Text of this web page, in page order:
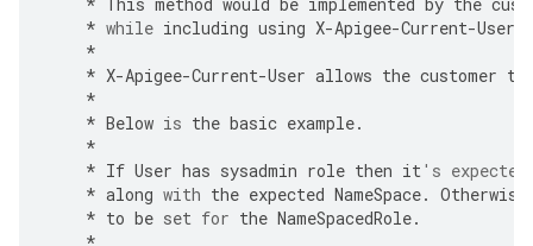
* while including using X-Apigee-Current-User
*
* X-Apigee-Current-User allows the customer to
*
* Below is the basic example.
*
* If User has sysadmin role then it's expected
* along with the expected NameSpace. Otherwise
* to be set for the NameSpacedRole.